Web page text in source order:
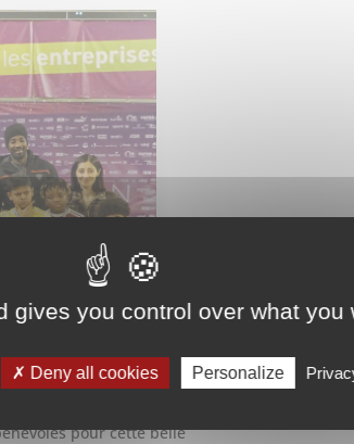
pour cette belle
gives you control over what you
Deny all cookies Personalize